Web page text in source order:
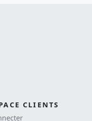
CLIENTS